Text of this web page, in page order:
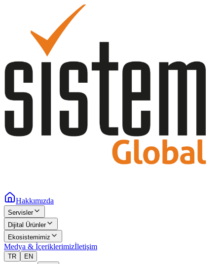
Hakkımızda
Servisler
Dijital Ürünler
Ekosistemimiz
Medya & İçeriklerimizİletişim
TR EN